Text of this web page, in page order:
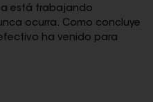
está trabajando
ocurra. Como concluye
ha venido para